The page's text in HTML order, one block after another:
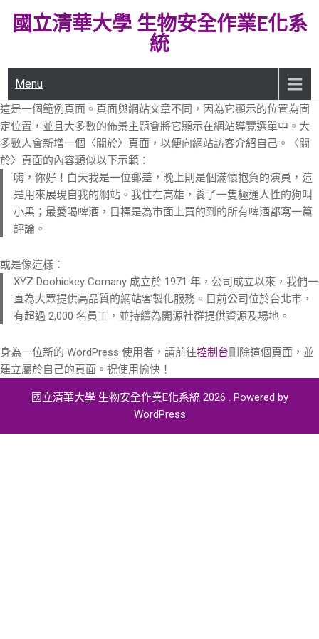
國立清華大學 生物安全作業E化系
統
Menu
這是一個範例頁面。頁面與網站文章不同，因為它顯示的位置為固
定位置，並且大多數的佈景主題會將它顯示在網站導覽選單中。大
多數人會新增一個〈關於〉頁面，以便向網站訪客介紹自己。〈關
於〉頁面的內容類似以下示範：
嗨，你好！白天我是一位郵差，晚上則是個滿懷抱負的演員，這
是用來展現自我的網站。我住在高雄，養了一隻極通人性的狗叫
小黑；最愛喝啤酒，目標是為市面上買的到的所有啤酒都寫一篇
評論。
或是像這樣：
XYZ Doohickey Comany 成立於 1971 年，公司成立以來，我們一
直為大眾提供高品質的網站客製化服務。目前公司位於台北市，
有超過 2,000 名員工，並持續為開源社群提供資源及場地。
身為一位新的 WordPress 使用者，請前往控制台刪除這個頁面，並
建立屬於自己的頁面。祝使用愉快！
國立清華大學 生物安全作業E化系統 2026 . Powered by
WordPress